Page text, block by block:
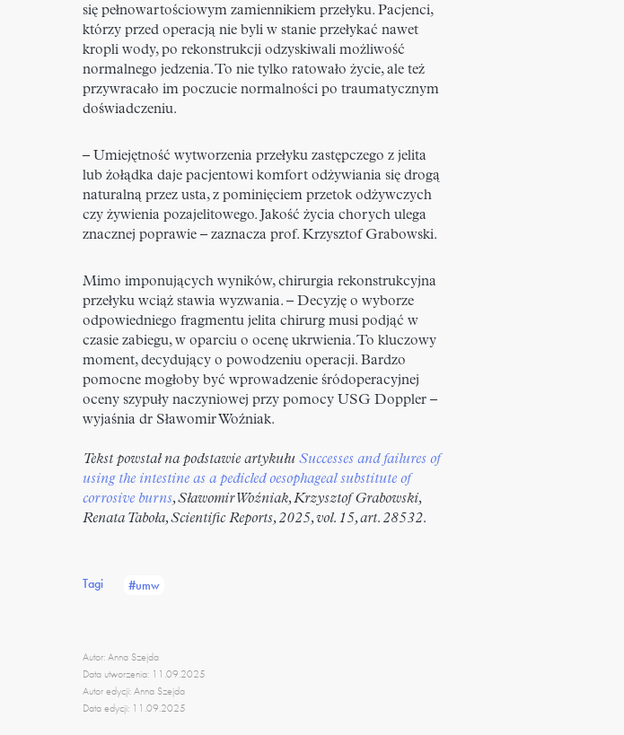
się pełnowartościowym zamiennikiem przełyku. Pacjenci,
którzy przed operacją nie byli w stanie przełykać nawet
kropli wody, po rekonstrukcji odzyskiwali możliwość
normalnego jedzenia. To nie tylko ratowało życie, ale też
przywracało im poczucie normalności po traumatycznym
doświadczeniu.
– Umiejętność wytworzenia przełyku zastępczego z jelita
lub żołądka daje pacjentowi komfort odżywiania się drogą
naturalną przez usta, z pominięciem przetok odżywczych
czy żywienia pozajelitowego. Jakość życia chorych ulega
znacznej poprawie – zaznacza prof. Krzysztof Grabowski.
Mimo imponujących wyników, chirurgia rekonstrukcyjna
przełyku wciąż stawia wyzwania. – Decyzję o wyborze
odpowiedniego fragmentu jelita chirurg musi podjąć w
czasie zabiegu, w oparciu o ocenę ukrwienia. To kluczowy
moment, decydujący o powodzeniu operacji. Bardzo
pomocne mogłoby być wprowadzenie śródoperacyjnej
oceny szypuły naczyniowej przy pomocy USG Doppler –
wyjaśnia dr Sławomir Woźniak.
Tekst powstał na podstawie artykułu Successes and failures of
using the intestine as a pedicled oesophageal substitute of
corrosive burns, Sławomir Woźniak, Krzysztof Grabowski,
Renata Taboła, Scientific Reports, 2025, vol. 15, art. 28532.
Tagi #umw
Autor: Anna Szejda
Data utworzenia: 11.09.2025
Autor edycji: Anna Szejda
Data edycji: 11.09.2025